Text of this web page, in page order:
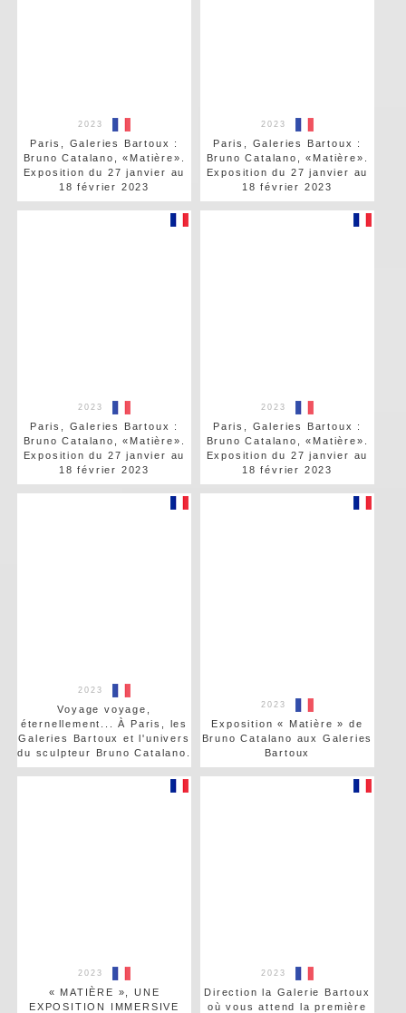
2023
Paris, Galeries Bartoux :
Bruno Catalano, «Matière».
Exposition du 27 janvier au
18 février 2023
2023
Paris, Galeries Bartoux :
Bruno Catalano, «Matière».
Exposition du 27 janvier au
18 février 2023
2023
Paris, Galeries Bartoux :
Bruno Catalano, «Matière».
Exposition du 27 janvier au
18 février 2023
2023
Paris, Galeries Bartoux :
Bruno Catalano, «Matière».
Exposition du 27 janvier au
18 février 2023
2023
Voyage voyage,
éternellement... À Paris, les
Galeries Bartoux et l'univers
du sculpteur Bruno Catalano.
2023
Exposition « Matière » de
Bruno Catalano aux Galeries
Bartoux
2023
« MATIÈRE », UNE
EXPOSITION IMMERSIVE
2023
Direction la Galerie Bartoux
où vous attend la première